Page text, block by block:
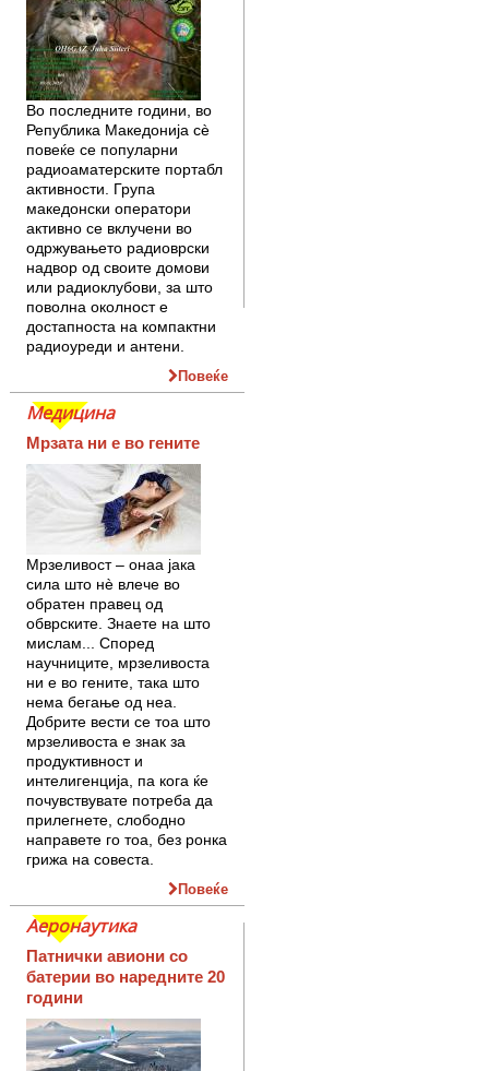
Во последните години, во
Република Македонија сè
повеќе се популарни
радиоаматерските портабл
активности. Група
македонски оператори
активно се вклучени во
одржувањето радиоврски
надвор од своите домови
или радиоклубови, за што
поволна околност е
достапноста на компактни
радиоуреди и антени.
Повеќе
Медицина
Мрзата ни е во гените
Мрзеливост – онаа јака
сила што нè влече во
обратен правец од
обврските. Знаете на што
мислам... Според
научниците, мрзеливоста
ни е во гените, така што
нема бегање од неа.
Добрите вести се тоа што
мрзеливоста е знак за
продуктивност и
интелигенција, па кога ќе
почувствувате потреба да
прилегнете, слободно
направете го тоа, без ронка
грижа на совеста.
Повеќе
Аеронаутика
Патнички авиони со
батерии во наредните 20
години